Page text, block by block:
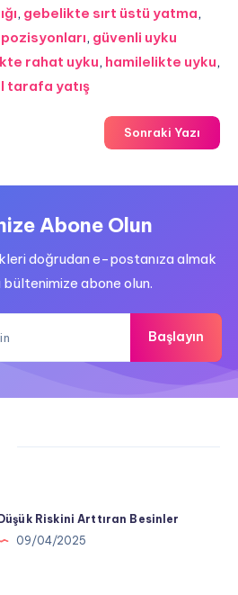
, gebelikte sırt üstü yatma,
, güvenli uyku
rahat uyku, hamilelikte uyku,
tarafa yatış
Sonraki Yazı
Abone Olun
doğrudan e-postanıza almak
abone olun.
Başlayın
Düşük Riskini Arttıran Besinler
09/04/2025